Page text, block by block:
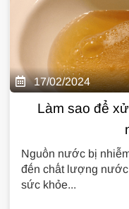
17/02/2024
Làm sao để
Nguồn nước bị
đến chất lượng nước
sức khỏe...